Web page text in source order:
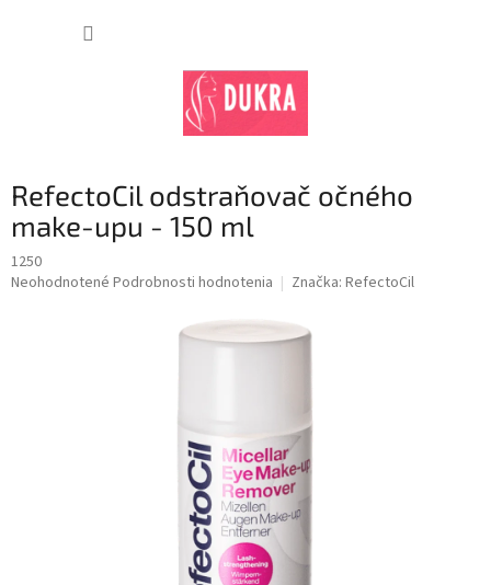
RefectoCil odstraňovač očného
make-upu - 150 ml
1250
Priemerné
Neohodnotené Podrobnosti hodnotenia Značka: RefectoCil